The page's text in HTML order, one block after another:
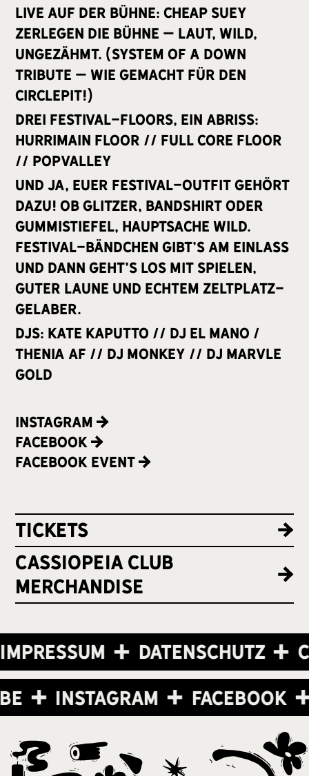
LIVE auf der Bühne: Cheap Suey
zerlegen die Bühne – laut, wild,
ungezähmt. (System Of A Down
Tribute – wie gemacht für den
Circlepit!)
Drei Festival-Floors, ein Abriss:
Hurrimain Floor // Full Core Floor
// Popvalley
Und ja, euer Festival-Outfit gehört
dazu! Ob Glitzer, Bandshirt oder
Gummistiefel, Hauptsache wild.
Festival-Bändchen gibt’s am Einlass
und dann geht's los mit Spielen,
guter Laune und echtem Zeltplatz-
Gelaber.
DJs: KATE KAPUTTO // DJ EL MANO /
THENIA AF // DJ MONKEY // DJ MARVLE
GOLD
Instagram
Facebook
Facebook Event
Tickets
cassiopeia club
merchandise
Datenschutz
Instagram Facebook